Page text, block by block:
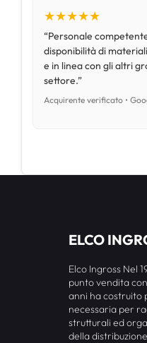
★★★★★
“Personale
disponibilità di
e in linea con gli altri
settore.”
Acquirente verificato •
ELCO
Elco Ingross Nel
punto vendita
anni ha costruito
necessaria per
strutturali ed
della